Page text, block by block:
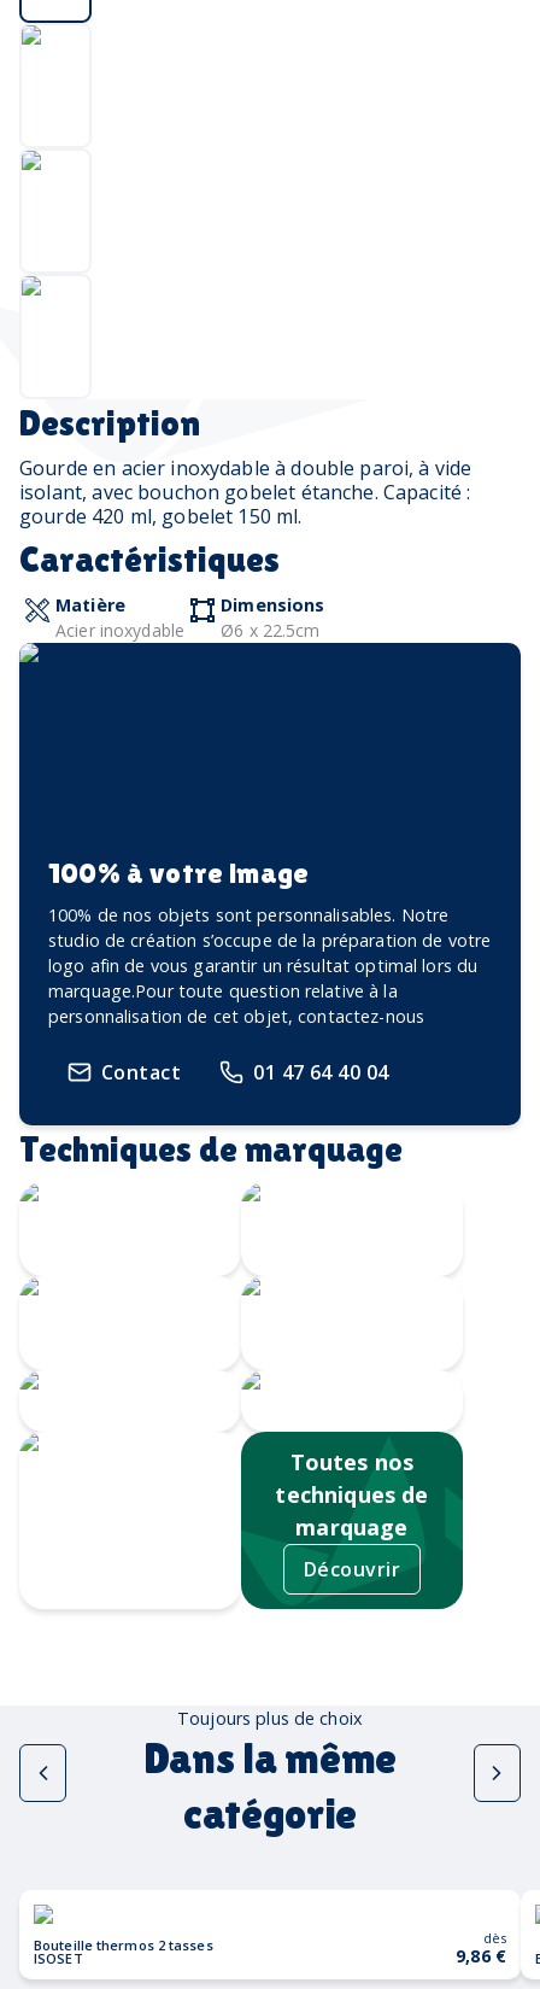
Description
Gourde en acier inoxydable à double paroi, à vide
isolant, avec bouchon gobelet étanche. Capacité :
gourde 420 ml, gobelet 150 ml.
Caractéristiques
Matière
Acier inoxydable
Dimensions
Ø6 x 22.5cm
100% à votre image
100% de nos objets sont personnalisables. Notre
studio de création s’occupe de la préparation de votre
logo afin de vous garantir un résultat optimal lors du
marquage.Pour toute question relative à la
personnalisation de cet objet, contactez-nous
Contact 01 47 64 40 04
Techniques de marquage
Toutes nos
techniques de
marquage
Découvrir
Toujours plus de choix
Dans la même
catégorie
Bouteille thermos 2 tasses
ISOSET
dès
9,86 €